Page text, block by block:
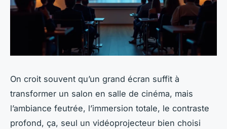
On croit souvent qu’un grand écran suffit à
transformer un salon en salle de cinéma, mais
l’ambiance feutrée, l’immersion totale, le contraste
profond, ça, seul un vidéoprojecteur bien choisi